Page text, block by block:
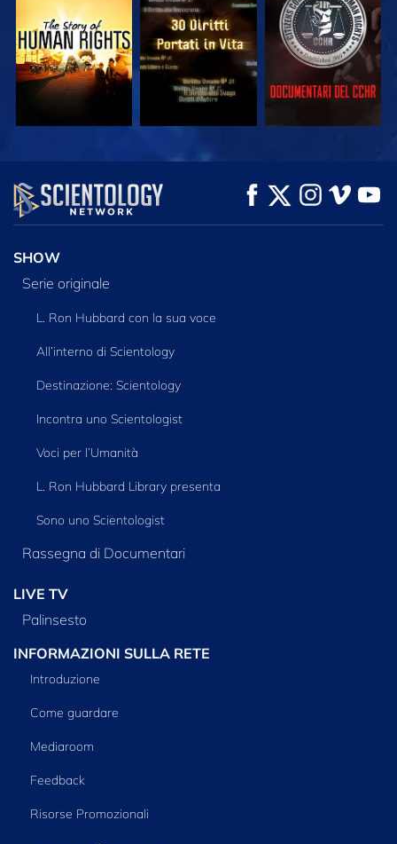
GUARDA GUARDA GUARDA
GUARDA
ESPLORA LE
SERIE
SHOW
Serie originale
L. Ron Hubbard con la sua voce
All’interno di Scientology
Destinazione: Scientology
Incontra uno Scientologist
Voci per l’Umanità
L. Ron Hubbard Library presenta
Sono uno Scientologist
Rassegna di Documentari
LIVE TV
Palinsesto
INFORMAZIONI SULLA RETE
Introduzione
Come guardare
Mediaroom
Feedback
Risorse Promozionali